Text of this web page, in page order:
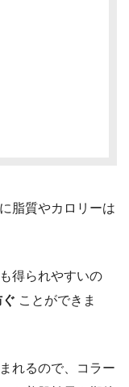
脂質やカロリーは
得られやすいの
ことができま
れるので、コラー